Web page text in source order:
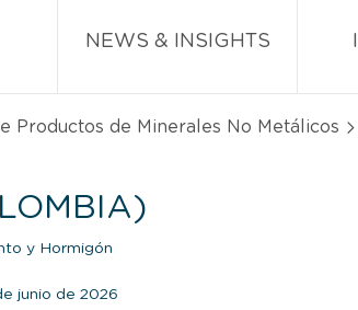
NEWS & INSIGHTS
Productos de Minerales No Metálicos
y Hormigón
junio de 2026